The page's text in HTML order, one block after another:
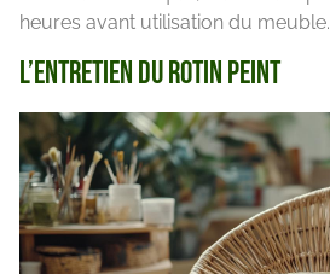
heures avant utilisation du meuble.
L’entretien du rotin peint